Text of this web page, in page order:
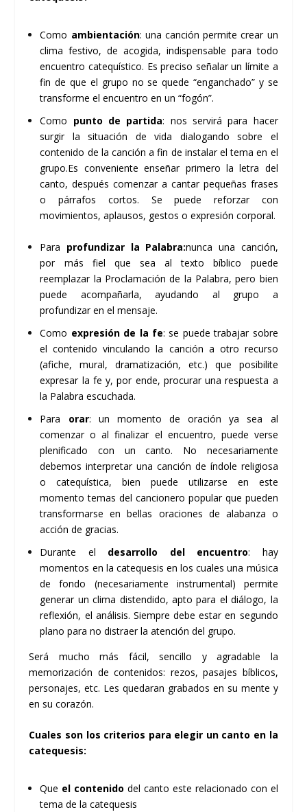
Como ambientación: una canción permite crear un
clima festivo, de acogida, indispensable para todo
encuentro catequístico. Es preciso señalar un límite a
fin de que el grupo no se quede “enganchado” y se
transforme el encuentro en un “fogón”.
Como punto de partida: nos servirá para hacer
surgir la situación de vida dialogando sobre el
contenido de la canción a fin de instalar el tema en el
grupo.Es conveniente enseñar primero la letra del
canto, después comenzar a cantar pequeñas frases
o párrafos cortos. Se puede reforzar con
movimientos, aplausos, gestos o expresión corporal.
Para profundizar la Palabra:nunca una canción,
por más fiel que sea al texto bíblico puede
reemplazar la Proclamación de la Palabra, pero bien
puede acompañarla, ayudando al grupo a
profundizar en el mensaje.
Como expresión de la fe: se puede trabajar sobre
el contenido vinculando la canción a otro recurso
(afiche, mural, dramatización, etc.) que posibilite
expresar la fe y, por ende, procurar una respuesta a
la Palabra escuchada.
Para orar: un momento de oración ya sea al
comenzar o al finalizar el encuentro, puede verse
plenificado con un canto. No necesariamente
debemos interpretar una canción de índole religiosa
o catequística, bien puede utilizarse en este
momento temas del cancionero popular que pueden
transformarse en bellas oraciones de alabanza o
acción de gracias.
Durante el desarrollo del encuentro: hay
momentos en la catequesis en los cuales una música
de fondo (necesariamente instrumental) permite
generar un clima distendido, apto para el diálogo, la
reflexión, el análisis. Siempre debe estar en segundo
plano para no distraer la atención del grupo.
Será mucho más fácil, sencillo y agradable la
memorización de contenidos: rezos, pasajes bíblicos,
personajes, etc. Les quedaran grabados en su mente y
en su corazón.
Cuales son los criterios para elegir un canto en la
catequesis:
Que el contenidodel canto este relacionado con el
tema de la catequesis